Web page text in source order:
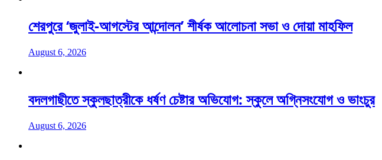
শেরপুরে ‘জুলাই-আগস্টের আন্দোলন’ শীর্ষক আলোচনা সভা ও দোয়া মাহফিল
August 6, 2026
বদলগাছীতে স্কুলছাত্রীকে ধর্ষণ চেষ্টার অভিযোগ: স্কুলে অগ্নিসংযোগ ও ভাংচুর
August 6, 2026